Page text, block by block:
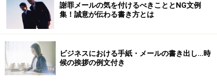
■Bccメールとは？
Bccとはブラインド・カーボン・コピーの略で、CCメー
ル同様に複数人にメールを送る機能です。Bccメールの
受信者はそのメールが自分の他に誰に送られているかを
見ることができません。 送信者が誰宛にメールを送信し
ているかを受信者に知られたくない時に使用する機能で
謝罪メールの気を付けるべきこととNG文例
集！誠意が伝わる書き方とは
ビジネスにおける手紙・メールの書き出し…時
候の挨拶の例文付き